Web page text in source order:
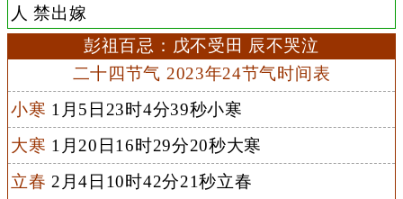
人 禁出嫁
彭祖百忌：戊不受田 辰不哭泣
二十四节气 2023年24节气时间表
小寒 1月5日23时4分39秒小寒
大寒 1月20日16时29分20秒大寒
立春 2月4日10时42分21秒立春